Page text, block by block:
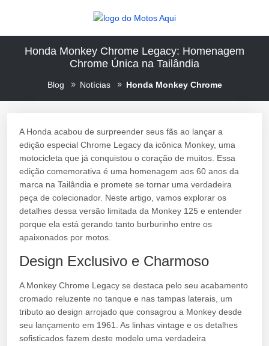
Honda Monkey Chrome Legacy: Homenagem
Chrome Única na Tailândia
Blog Notícias Honda Monkey Chrome
A Honda acabou de surpreender seus fãs ao lançar a
edição especial Chrome Legacy da icônica Monkey, uma
motocicleta que já conquistou o coração de muitos. Essa
edição comemorativa é uma homenagem aos 60 anos da
marca na Tailândia e promete se tornar uma verdadeira
peça de colecionador. Neste artigo, vamos explorar os
detalhes dessa versão limitada da Monkey 125 e entender
porque ela está gerando tanto burburinho entre os
apaixonados por motos.
Design Exclusivo e Charmoso
A Monkey Chrome Legacy se destaca pelo seu acabamento
cromado reluzente no tanque e nas tampas laterais, um
tributo ao design arrojado que consagrou a Monkey desde
seu lançamento em 1961. As linhas vintage e os detalhes
sofisticados fazem deste modelo uma verdadeira